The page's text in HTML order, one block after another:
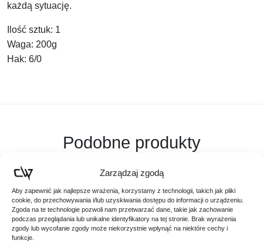
Zarządzaj zgodą
Aby zapewnić jak najlepsze wrażenia, korzystamy z technologii, takich jak pliki
cookie, do przechowywania i/lub uzyskiwania dostępu do informacji o urządzeniu.
Zgoda na te technologie pozwoli nam przetwarzać dane, takie jak zachowanie
podczas przeglądania lub unikalne identyfikatory na tej stronie. Brak wyrażenia
zgody lub wycofanie zgody może niekorzystnie wpłynąć na niektóre cechy i
funkcje.
każdą sytuację.
Ilość sztuk: 1
Waga: 200g
Hak: 6/0
Podobne produkty
Poznaj podobne produkty, które mogą Ci się spodobać